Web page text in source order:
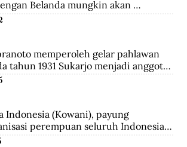
Belanda mungkin akan
depan, dan akan mendatangkan
memperoleh gelar pahlawan
tahun 1931 Sukarjo menjadi anggota
dr. Sutomo, ia mendirikan
Indonesia (PBI). Kemudia tahun
Indonesia Raya (Parindra).
Sukarjo pernah menduduki
Indonesia Republik Indonesia di
Luar Biasa di Italia.
Indonesia (Kowani), payung
perempuan seluruh Indonesia,
sebagai anggota.